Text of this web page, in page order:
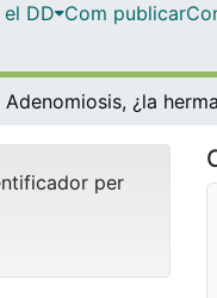
DD Com publicar
per